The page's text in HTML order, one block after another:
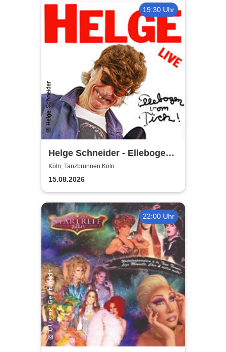
19:30 Uhr
Helge Schneider - Ellebogen
vom Tich
Köln, Tanzbrunnen Köln
15.08.2026
22:00 Uhr